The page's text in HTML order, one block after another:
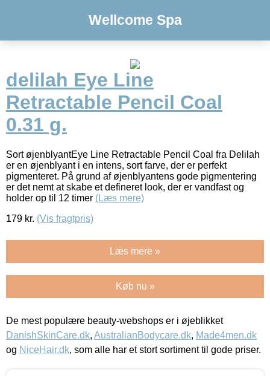
Wellcome Spa
delilah Eye Line
Retractable Pencil Coal
0.31 g.
Sort øjenblyantEye Line Retractable Pencil Coal fra Delilah
er en øjenblyant i en intens, sort farve, der er perfekt
pigmenteret. På grund af øjenblyantens gode pigmentering
er det nemt at skabe et defineret look, der er vandfast og
holder op til 12 timer (Læs mere)
179 kr. (Vis fragtpris)
Læs mere »
Køb nu »
De mest populære beauty-webshops er i øjeblikket
DanishSkinCare.dk, AustralianBodycare.dk, Made4men.dk
og NiceHair.dk, som alle har et stort sortiment til gode priser.